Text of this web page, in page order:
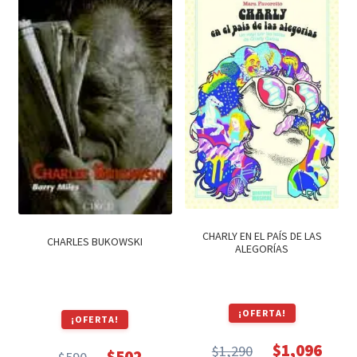
$990.
$842.
$590.
$502.
CHARLES BUKOWSKI
¡OFERTA!
CHARLY EN EL PAÍS DE LAS
ALEGORÍAS
¡OFERTA!
$1,290 $1,096